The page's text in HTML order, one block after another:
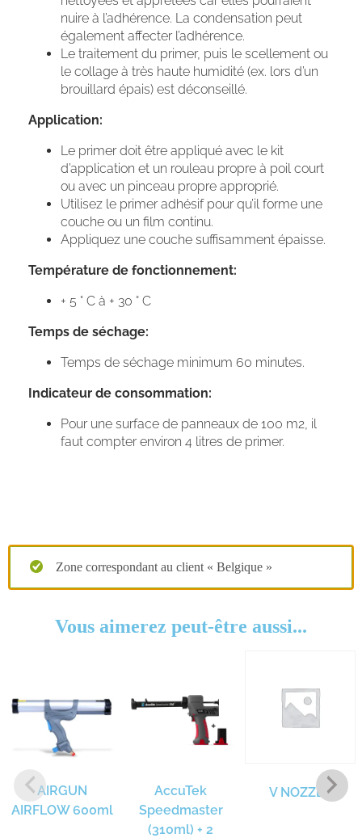
nuire à l’adhérence. La condensation peut
également affecter l’adhérence.
Le traitement du primer, puis le scellement ou
le collage à très haute humidité (ex. lors d’un
brouillard épais) est déconseillé.
Application:
Le primer doit être appliqué avec le kit
d’application et un rouleau propre à poil court
ou avec un pinceau propre approprié.
Utilisez le primer adhésif pour qu’il forme une
couche ou un film continu.
Appliquez une couche suffisamment épaisse.
Température de fonctionnement:
+ 5 ° C à + 30 ° C
Temps de séchage:
Temps de séchage minimum 60 minutes.
Indicateur de consommation:
Pour une surface de panneaux de 100 m2, il
faut compter environ 4 litres de primer.
Zone correspondant au client « Belgique »
Vous aimerez peut-être aussi...
AIRGUN
AIRFLOW 600ml
AccuTek
Speedmaster
(310ml) + 2
V NOZZLE